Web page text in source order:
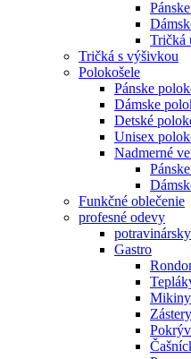
Tričká
Tričká s výšivkou
Polokošele
Pánske
Dámske
Detské
Unisex
Nadmerné
Funkčné oblečenie
profesné odevy
Gastro
Mikiny
Zástery